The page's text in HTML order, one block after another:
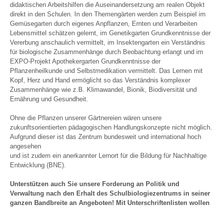
didaktischen Arbeitshilfen die Auseinandersetzung am realen Objekt
direkt in den Schulen. In den Themengärten werden zum Beispiel im
Gemüsegarten durch eigenes Anpflanzen, Ernten und Verarbeiten
Lebensmittel schätzen gelernt, im Genetikgarten Grundkenntnisse der
Vererbung anschaulich vermittelt, im Insektengarten ein Verständnis
für biologische Zusammenhänge durch Beobachtung erlangt und im
EXPO-Projekt Apothekergarten Grundkenntnisse der
Pflanzenheilkunde und Selbstmedikation vermittelt. Das Lernen mit
Kopf, Herz und Hand ermöglicht so das Verständnis komplexer
Zusammenhänge wie z.B. Klimawandel, Bionik, Biodiversität und
Ernährung und Gesundheit.
Ohne die Pflanzen unserer Gärtnereien wären unsere
zukunftsorientierten pädagogischen Handlungskonzepte nicht möglich.
Aufgrund dieser ist das Zentrum bundesweit und international hoch
angesehen
und ist zudem ein anerkannter Lernort für die Bildung für Nachhaltige
Entwicklung (BNE).
Unterstützen auch Sie unsere Forderung an Politik und
Verwaltung nach den Erhalt des Schulbiologiezentrums in seiner
ganzen Bandbreite an Angeboten! Mit Unterschriftenlisten wollen